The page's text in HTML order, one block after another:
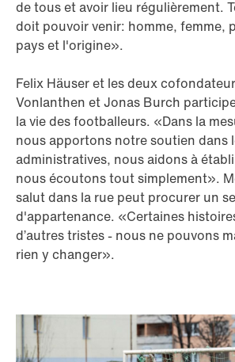
de tous et avoir lieu régulièrement.
doit pouvoir venir: homme, femme,
pays et l'origine».
Felix Häuser et les deux
Vonlanthen et Jonas Burch
la vie des footballeurs. «Dans la
nous apportons notre soutien dans
administratives, nous aidons à
nous écoutons tout simplement».
salut dans la rue peut procurer un
d'appartenance. «Certaines
d’autres tristes - nous ne pouvons
rien y changer».